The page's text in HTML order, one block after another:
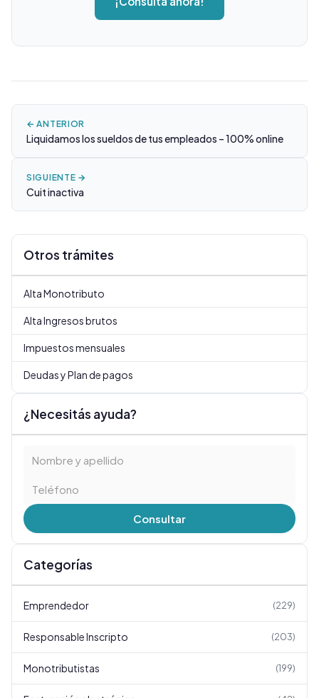
← ANTERIOR
Liquidamos los sueldos de tus empleados – 100% online
SIGUIENTE →
Cuit inactiva
Otros trámites
Alta Monotributo
Alta Ingresos brutos
Impuestos mensuales
Deudas y Plan de pagos
¿Necesitás ayuda?
Consultar
Categorías
Emprendedor (229)
Responsable Inscripto (203)
Monotributistas (199)